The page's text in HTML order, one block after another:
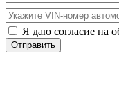
Я даю согласие на